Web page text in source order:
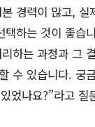
경력이 많고, 실
택하는 것이 좋습
하는 과정과 그
수 있습니다. 궁
었나요?”라고 질